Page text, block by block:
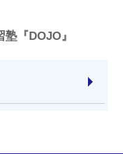
『DOJO』